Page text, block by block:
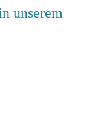
unserem